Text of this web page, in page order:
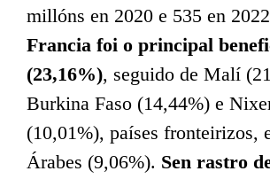
millóns en 2020 e 535 en
Francia foi o principal
(23,16%), seguido de Malí
Burkina Faso (14,44%) e
(10,01%), países fronteirizos,
Árabes (9,06%). Sen rastro